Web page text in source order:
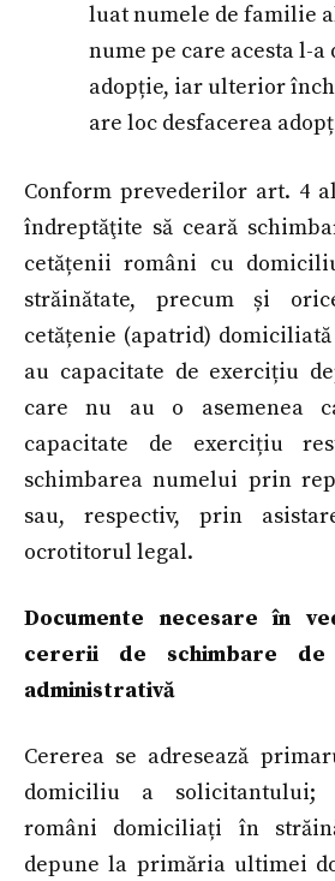
luat numele de familie
nume pe care acesta l-
adopție, iar ulterior
are loc desfacerea
Conform prevederilor art. 4
îndreptăţite să ceară
cetățenii români cu
străinătate, precum și
cetățenie (apatrid)
au capacitate de exercițiu
care nu au o asemenea
capacitate de exercițiu
schimbarea numelui prin
sau, respectiv, prin
ocrotitorul legal.
Documente necesare în
cererii de schimbare
administrativă
Cererea se adresează
domiciliu a solicitantului;
români domiciliați în
depune la primăria ultimei